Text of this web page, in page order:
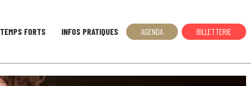
TEMPS FORTS INFOS PRATIQUES AGENDA BILLETTERIE